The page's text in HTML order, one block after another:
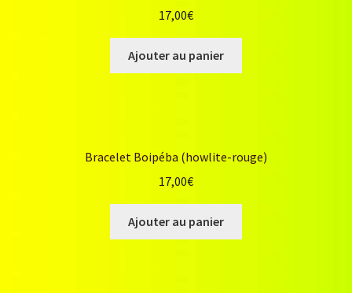
17,00€
Ajouter au panier
Bracelet Boipéba (howlite-rouge)
17,00€
Ajouter au panier